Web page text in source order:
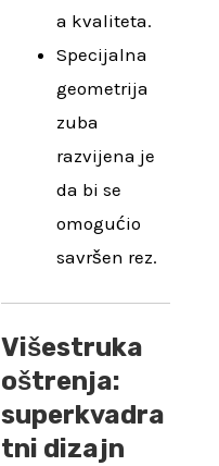
a kvaliteta.
Specijalna
geometrija
zuba
razvijena je
da bi se
omogućio
savršen rez.
Višestruka
oštrenja:
superkvadra
tni dizajn